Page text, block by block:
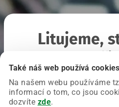
Také náš web používá cookies
Na našem webu používáme
informací o tom, co jsou
dozvíte zde.
Litujeme,
Chyba nastala na naší
Zkuste prosím znovu načíst